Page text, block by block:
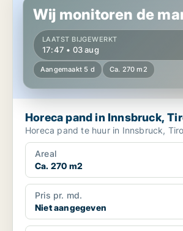
Wij monitoren de
LAATST BIJGEWERKT
17:47 • 03 aug
Aangemaakt 5 d Ca. 270 m2
Horeca pand in Innsbruck,
Horeca pand te huur in Innsbruck,
Areal
Ca. 270 m2
Pris pr. md.
Niet aangegeven